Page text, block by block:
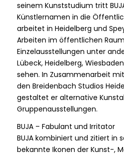
seinem Kunststudium tritt
Künstlernamen in die
arbeitet in Heidelberg und
Arbeiten im öffentlichen
Einzelausstellungen unter
Lübeck, Heidelberg,
sehen. In Zusammenarbeit
den Breidenbach Studios
gestaltet er alternative
Gruppenausstellungen.
BUJA – Fabulant und Irritator
BUJA kombiniert und zitiert in
bekannte Ikonen der Kunst-,